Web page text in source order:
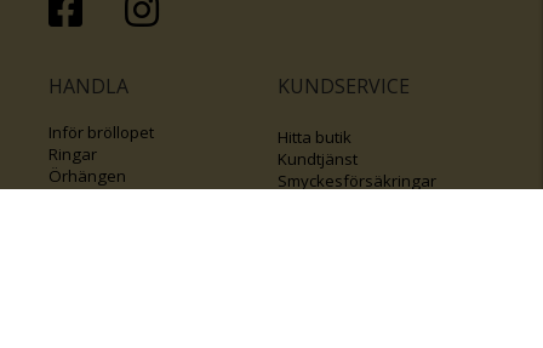
HANDLA
Inför bröllopet
Ringar
Örhängen
KUNDSERVICE
Hitta butik
Kundtjänst
Smyckesförsäkringar